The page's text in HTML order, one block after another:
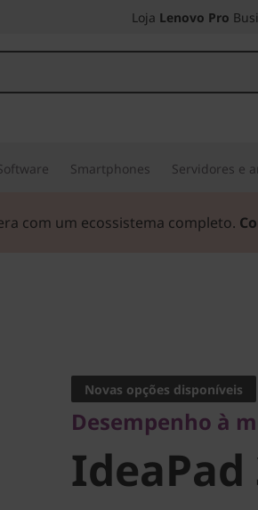
Loja Lenovo Pro
Smartphones Servidores e
com um ecossistema completo.
IdeaPad 3
AMD)
Novas opções disponíveis
Desempenho à
IdeaPad